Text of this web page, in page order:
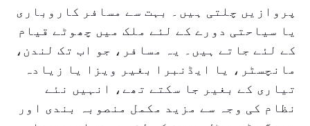
پروازیں چلتی ہیں۔ بہت سے مسافر کاروباری
یا سیاحتی دورے کے لئے ملک میں چھوٹے قیام
کے لئے جاتے ہیں۔ یہ مسافر، جو اب تک لندن،
مانچسٹر، یا ایڈنبرا بغیر ویزا یا زیادہ
تیاری کے بغیر جا سکتے تھے، انہیں نئے
نظام کی وجہ سے مزید مکمل منصوبہ بندی اور